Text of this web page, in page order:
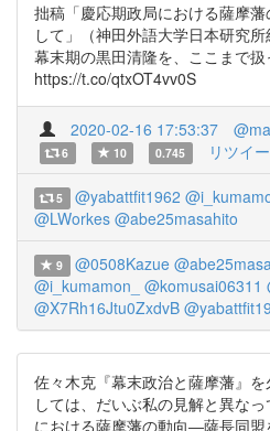
拙稿「慶応期政局における薩摩
して」（神田外語大学日本研究所
幕末期の黒田清隆を、ここまで扱
https://t.co/qtxOT4vv0S
2020-02-16 17:53:37
6 10 0.745 リツイ
5 @yabattfit1962
@LWorkes @abe25masahito
9 @0508Kazue
@i_kumamon_
@komusai06311
@X7Rh16Jtu0ZxdvB
佐々木克『幕末政治と薩摩藩』
しては、だいぶ私の見解と異な
における薩摩藩の動向―薩長同